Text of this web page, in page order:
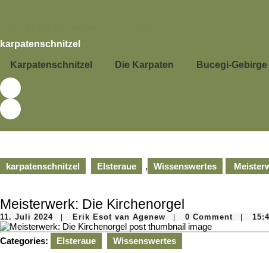
karpatenschnitzel
Karpatenschnitzel Die Karpaten Bucegi-Gebirge
karpatenschnitzel Elsteraue , Wissenswertes
Meisterwerk: Die Kirchenorgel
11. Juli 202411.
Juli
2024
Erik Esot van AgenewErik
Esot
van
Agenew
0 Comment
Categories: Elsteraue
Wissenswertes